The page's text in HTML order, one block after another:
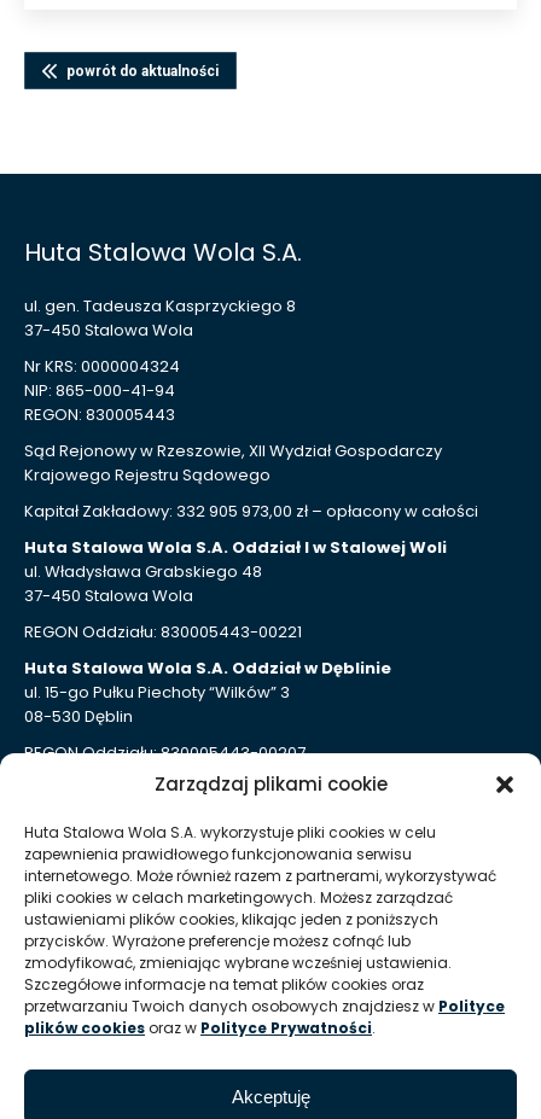
Zarządzaj plikami cookie
Huta Stalowa Wola S.A. wykorzystuje pliki cookies w celu
zapewnienia prawidłowego funkcjonowania serwisu
internetowego. Może również razem z partnerami, wykorzystywać
pliki cookies w celach marketingowych. Możesz zarządzać
ustawieniami plików cookies, klikając jeden z poniższych
przycisków. Wyrażone preferencje możesz cofnąć lub
zmodyfikować, zmieniając wybrane wcześniej ustawienia.
Szczegółowe informacje na temat plików cookies oraz
przetwarzaniu Twoich danych osobowych znajdziesz w Polityce
plików cookiesoraz w Polityce Prywatności.
Akceptuję
powrót do aktualności
Huta Stalowa Wola S.A.
ul. gen. Tadeusza Kasprzyckiego 8
37-450 Stalowa Wola
Nr KRS: 0000004324
NIP: 865-000-41-94
REGON: 830005443
Sąd Rejonowy w Rzeszowie, XII Wydział Gospodarczy
Krajowego Rejestru Sądowego
Kapitał Zakładowy: 332 905 973,00 zł – opłacony w całości
Huta Stalowa Wola S.A. Oddział I w Stalowej Woli
ul. Władysława Grabskiego 48
37-450 Stalowa Wola
REGON Oddziału: 830005443-00221
Huta Stalowa Wola S.A. Oddział w Dęblinie
ul. 15-go Pułku Piechoty “Wilków” 3
08-530 Dęblin
REGON Oddziału: 830005443-00207
Huta Stalowa Wola S.A. Oddział Autosan w Sanoku
38-500 Sanok
REGON Oddziału 830005443-00214
Kontakt dla mediów
T:+48 (15) 813 51 38
E:marketing @ hsw pl